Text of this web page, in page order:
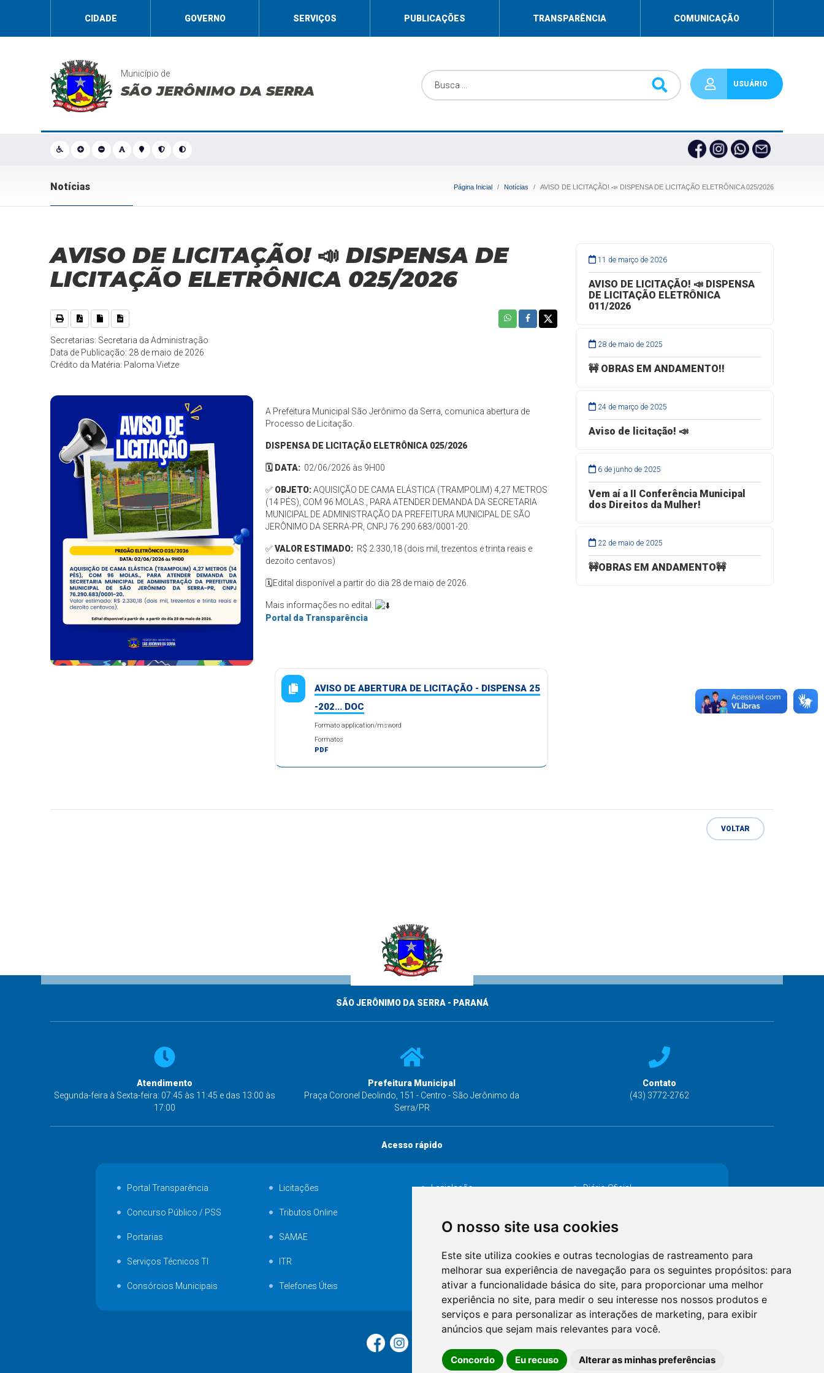
O nosso site usa cookies
Este site utiliza cookies e outras tecnologias de rastreamento para
melhorar sua experiência de navegação para os seguintes propósitos: para
ativar a funcionalidade básica do site, para proporcionar uma melhor
experiência no site, para medir o seu interesse nos nossos produtos e
serviços e para personalizar as interações de marketing, para exibir
anúncios que sejam mais relevantes para você.
Concordo Eu recuso Alterar as minhas preferências
CIDADE GOVERNO SERVIÇOS PUBLICAÇÕES TRANSPARÊNCIA COMUNICAÇÃO
Município de
SÃO JERÔNIMO DA SERRA USUÁRIO
Notícias Página Inicial Notícias AVISO DE LICITAÇÃO! 📣 DISPENSA DE LICITAÇÃO ELETRÔNICA 025/2026
AVISO DE LICITAÇÃO! 📣 DISPENSA DE
LICITAÇÃO ELETRÔNICA 025/2026
Secretarias: Secretaria da Administração
Data de Publicação: 28 de maio de 2026
Crédito da Matéria: Paloma Vietze
A Prefeitura Municipal São Jerônimo da Serra, comunica abertura de
Processo de Licitação.
DISPENSA DE LICITAÇÃO ELETRÔNICA 025/2026
🗓️ DATA: 02/06/2026 às 9H00
✅ OBJETO:AQUISIÇÃO DE CAMA ELÁSTICA (TRAMPOLIM) 4,27 METROS
(14 PÉS), COM 96 MOLAS., PARA ATENDER DEMANDA DA SECRETARIA
MUNICIPAL DE ADMINISTRAÇÃO DA PREFEITURA MUNICIPAL DE SÃO
JERÔNIMO DA SERRA-PR, CNPJ 76.290.683/0001-20.
✅VALOR ESTIMADO: R$ 2.330,18 (dois mil, trezentos e trinta reais e
dezoito centavos)
🗓️Edital disponível a partir do dia 28 de maio de 2026.
Mais informações no edital.
Portal da Transparência
AVISO DE ABERTURA DE LICITAÇÃO - DISPENSA 25
-202... DOC
Formato application/msword
Formatos
PDF
11 de março de 2026
AVISO DE LICITAÇÃO! 📣 DISPENSA
DE LICITAÇÃO ELETRÔNICA
011/2026
28 de maio de 2025
🚧 OBRAS EM ANDAMENTO!!
24 de março de 2025
Aviso de licitação! 📣
6 de junho de 2025
Vem aí a II Conferência Municipal
dos Direitos da Mulher!
22 de maio de 2025
🚧OBRAS EM ANDAMENTO🚧
VOLTAR
SÃO JERÔNIMO DA SERRA - PARANÁ
Atendimento
Segunda-feira à Sexta-feira: 07:45 às 11:45 e das 13:00 às
17:00
Prefeitura Municipal
Praça Coronel Deolindo, 151 - Centro - São Jerônimo da
Serra/PR
Contato
(43) 3772-2762
Acesso rápido
Portal Transparência Licitações Legislação Diário Oficial
Concurso Público / PSS Tributos Online
Portarias SAMAE
Serviços Técnicos TI ITR Desapropriações Catalogo Eletrônico de Padronização
Consórcios Municipais Telefones Úteis